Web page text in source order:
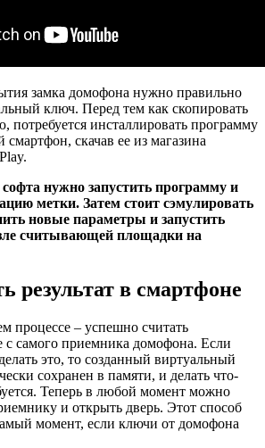
замка домофона нужно правильно
ключ. Перед тем как скопировать
потребуется инсталлировать программу
смартфон, скачав ее из магазина
нужно запустить программу и
метки. Затем стоит сэмулировать
новые параметры и запустить
считывающей площадки на
результат в смартфоне
процессе – успешно считать
самого приемника домофона. Если
это, то созданный виртуальный
сохранен в памяти, и делать что-
Теперь в любой момент можно
и открыть дверь. Этот способ
момент, если ключи от домофона